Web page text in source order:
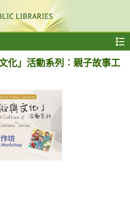
化」活動系列︰親子故事工